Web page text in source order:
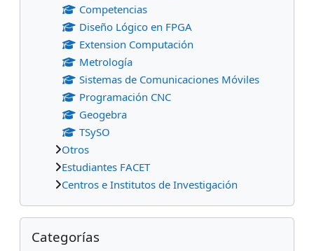
Competencias
Diseño Lógico en FPGA
Extension Computación
Metrología
Sistemas de Comunicaciones Móviles
Programación CNC
Geogebra
TSySO
Otros
Estudiantes FACET
Centros e Institutos de Investigación
Salta Categorías
Categorías